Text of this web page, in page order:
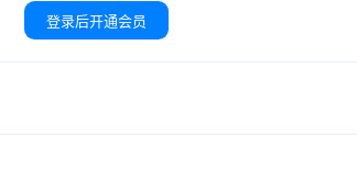
登录后开通会员